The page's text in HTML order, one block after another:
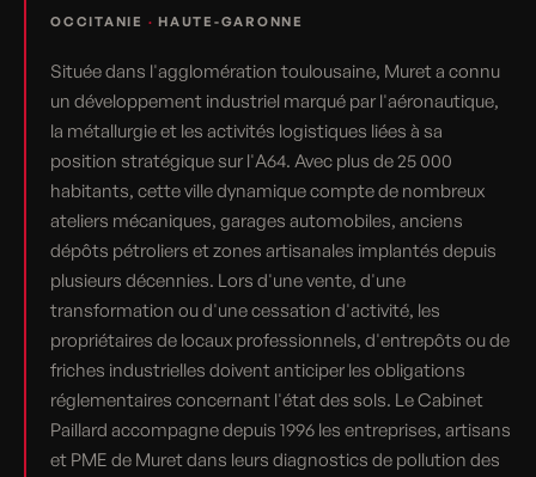
OCCITANIE ·HAUTE-GARONNE
Située dans l'agglomération toulousaine, Muret a connu
un développement industriel marqué par l'aéronautique,
la métallurgie et les activités logistiques liées à sa
position stratégique sur l'A64. Avec plus de 25 000
habitants, cette ville dynamique compte de nombreux
ateliers mécaniques, garages automobiles, anciens
dépôts pétroliers et zones artisanales implantés depuis
plusieurs décennies. Lors d'une vente, d'une
transformation ou d'une cessation d'activité, les
propriétaires de locaux professionnels, d'entrepôts ou de
friches industrielles doivent anticiper les obligations
réglementaires concernant l'état des sols. Le Cabinet
Paillard accompagne depuis 1996 les entreprises, artisans
et PME de Muret dans leurs diagnostics de pollution des